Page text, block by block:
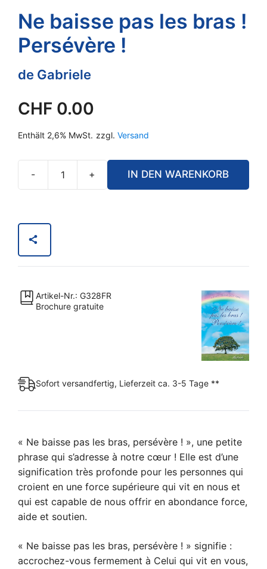
Ne baisse pas les bras !
Persévère !
de Gabriele
CHF 0.00
Enthält 2,6% MwSt. zzgl. Versand
-
Persévère
Menge
+ IN DEN WARENKORB
Artikel-Nr.: G328FR
Brochure gratuite
Sofort versandfertig, Lieferzeit ca. 3-5 Tage **
« Ne baisse pas les bras, persévère ! », une petite
phrase qui s’adresse à notre cœur ! Elle est d’une
signification très profonde pour les personnes qui
croient en une force supérieure qui vit en nous et
qui est capable de nous offrir en abondance force,
aide et soutien.
« Ne baisse pas les bras, persévère ! » signifie :
accrochez-vous fermement à Celui qui vit en vous,